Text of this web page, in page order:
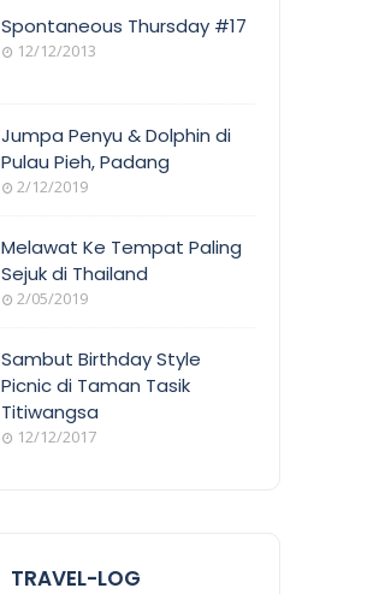
Spontaneous Thursday #17
12/12/2013
Jumpa Penyu & Dolphin di
Pulau Pieh, Padang
2/12/2019
Melawat Ke Tempat Paling
Sejuk di Thailand
2/05/2019
Sambut Birthday Style
Picnic di Taman Tasik
Titiwangsa
12/12/2017
TRAVEL-LOG